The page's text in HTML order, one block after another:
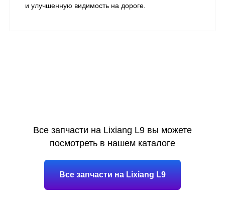
и улучшенную видимость на дороге.​
Все запчасти на Lixiang L9 вы можете
посмотреть в нашем каталоге
Все запчасти на Lixiang L9